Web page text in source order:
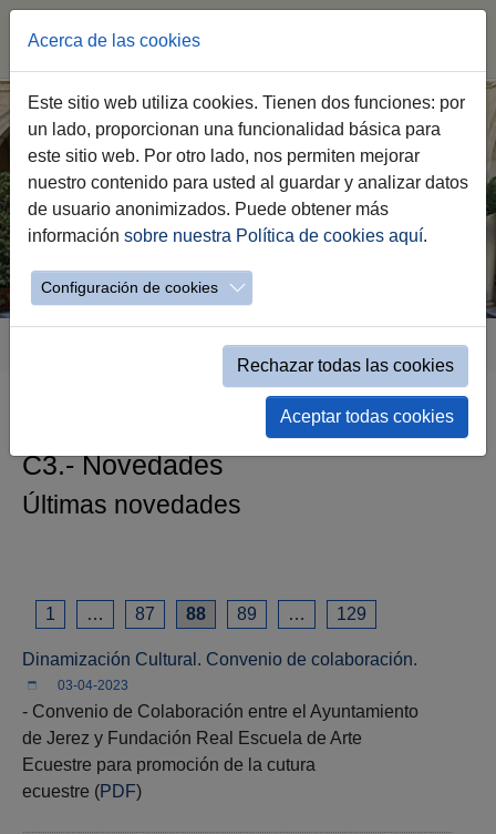
Saltar
al
contenido
principal
Estás
C.- Inform. de Interés C3.- Novedades
C3.- Novedades
Últimas novedades
1 … 87 88 89 … 129
Dinamización Cultural. Convenio de colaboración.
03-04-2023
- Convenio de Colaboración entre el Ayuntamiento
de Jerez y Fundación Real Escuela de Arte
Ecuestre para promoción de la cutura
ecuestre (PDF)
Acerca de las cookies
Este sitio web utiliza cookies. Tienen dos funciones: por
un lado, proporcionan una funcionalidad básica para
este sitio web. Por otro lado, nos permiten mejorar
nuestro contenido para usted al guardar y analizar datos
de usuario anonimizados. Puede obtener más
información sobre nuestra Política de cookies aquí.
Configuración de cookies
Rechazar todas las cookies
Aceptar todas cookies